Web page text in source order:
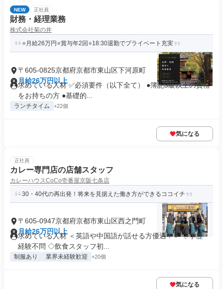
NEW 正社員
財務・経理業務
株式会社菊の井
⭐月給26万円⭐賞与年2回⭐18:30退勤でプライベート充実
〒605-0825京都府京都市東山区下河原町
月給26万円以上
求めている人材 ✅必須要件（以下全て） ●簿記3級以上の資格
をお持ちの方 ●基礎的...
ランチタイム +22個
気になる
正社員
カレー専門店の店舗スタッフ
カレーハウスCoCo壱番屋京阪七条店
30・40代の再出発！将来を見据えた働き方ができるココイチ
〒605-0947京都府京都市東山区西之門町
月給26万円以上
求めている人材 ＜英語や中国語が話せる方優遇！＞ ◇学歴・
経験不問 ◇飲食スタッフ初...
制服あり 業界未経験歓迎 +20個
気になる